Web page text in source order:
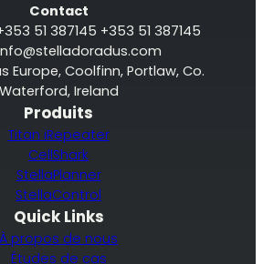
Contact
51 387145 +353 51 387145
Europe, Coolfinn, Portlaw, Co.
Waterford, Ireland
Produits
Titan iRepeater
CellShark
StellaPlanner
StellaControl
Quick Links
À propos de nous
Études de cas